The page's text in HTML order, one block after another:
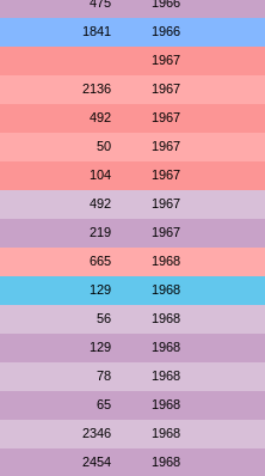
1841 1966
1967
2136 1967
492 1967
50 1967
104 1967
492 1967
219 1967
665 1968
129 1968
56 1968
129 1968
78 1968
65 1968
2346 1968
2454 1968